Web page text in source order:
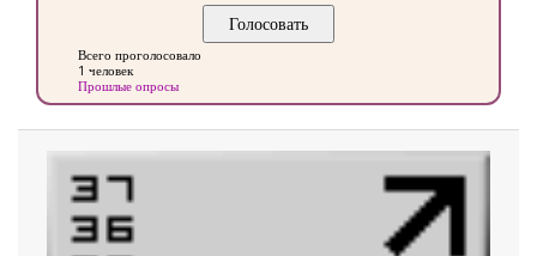
Всего проголосовало
1 человек
Прошлые опросы